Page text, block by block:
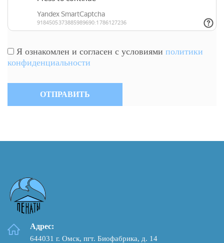
Я ознакомлен и согласен с условиями политики
конфиденциальности
Адрес:
644031 г. Омск, пгт. Биофабрика, д. 14